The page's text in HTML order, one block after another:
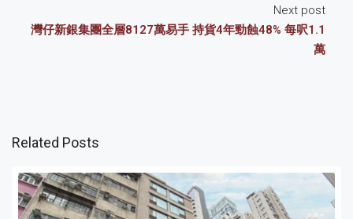
Next post
灣仔新銀集團全層8127萬易手 持貨4年勁蝕48% 每呎1.1
萬
Related Posts